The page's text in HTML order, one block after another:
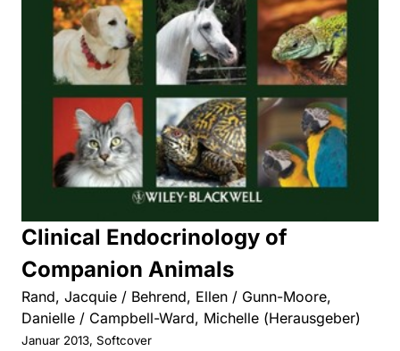
Clinical Endocrinology of
Companion Animals
Rand, Jacquie / Behrend, Ellen / Gunn-Moore,
Danielle / Campbell-Ward, Michelle (Herausgeber)
Januar 2013, Softcover